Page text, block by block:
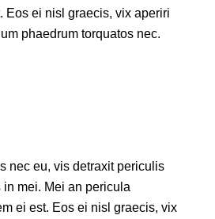
Eos ei nisl graecis, vix aperiri
phaedrum torquatos nec.
nec eu, vis detraxit periculis
mei. Mei an pericula
ei est. Eos ei nisl graecis, vix